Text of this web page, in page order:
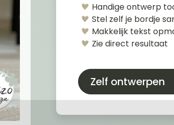
Handige ontwerp
Stel zelf je bordje
Makkelijk tekst
Zie direct resultaat
Zelf ontwerpen